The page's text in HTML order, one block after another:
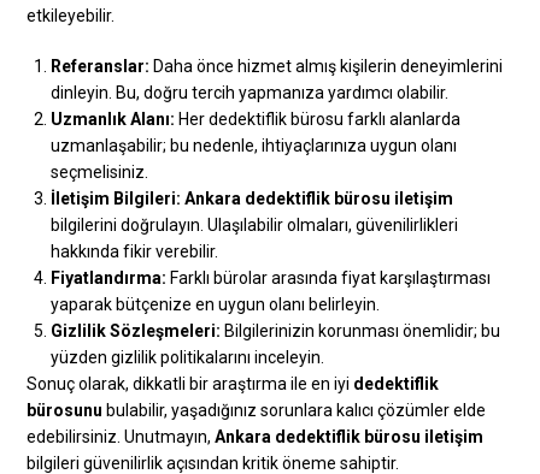
etkileyebilir.
Referanslar: Daha önce hizmet almış kişilerin deneyimlerini
dinleyin. Bu, doğru tercih yapmanıza yardımcı olabilir.
Uzmanlık Alanı: Her dedektiflik bürosu farklı alanlarda
uzmanlaşabilir; bu nedenle, ihtiyaçlarınıza uygun olanı
seçmelisiniz.
İletişim Bilgileri: Ankara dedektiflik bürosu iletişim
bilgilerini doğrulayın. Ulaşılabilir olmaları, güvenilirlikleri
hakkında fikir verebilir.
Fiyatlandırma: Farklı bürolar arasında fiyat karşılaştırması
yaparak bütçenize en uygun olanı belirleyin.
Gizlilik Sözleşmeleri: Bilgilerinizin korunması önemlidir; bu
yüzden gizlilik politikalarını inceleyin.
Sonuç olarak, dikkatli bir araştırma ile en iyi dedektiflik
bürosunu bulabilir, yaşadığınız sorunlara kalıcı çözümler elde
edebilirsiniz. Unutmayın,Ankara dedektiflik bürosu iletişim
bilgileri güvenilirlik açısından kritik öneme sahiptir.